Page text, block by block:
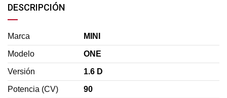
DESCRIPCIÓN
Marca MINI
Modelo ONE
Versión 1.6 D
Potencia (CV) 90